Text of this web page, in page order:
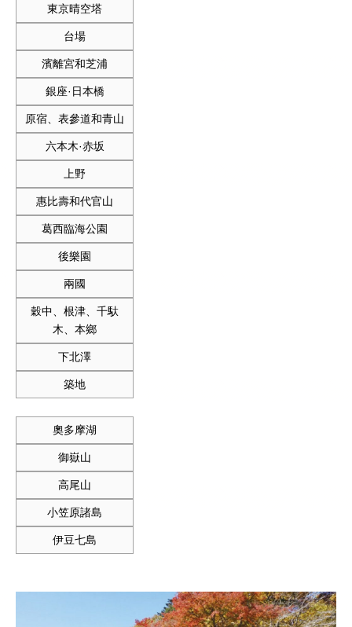
東京晴空塔
台場
濱離宮和芝浦
銀座·日本橋
原宿、表參道和青山
六本木·赤坂
上野
惠比壽和代官山
葛西臨海公園
後樂園
兩國
穀中、根津、千馱
木、本鄉
下北澤
築地
奧多摩湖
御嶽山
高尾山
小笠原諸島
伊豆七島